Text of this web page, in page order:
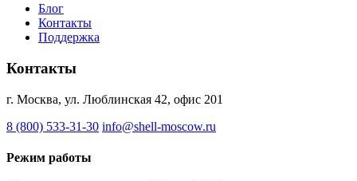
Блог
Контакты
Поддержка
Контакты
г. Москва, ул. Люблинская 42, офис 201
8 (800) 533-31-30 info@shell-moscow.ru
Режим работы